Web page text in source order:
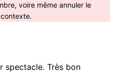
voire même annuler le
spectacle. Très bon